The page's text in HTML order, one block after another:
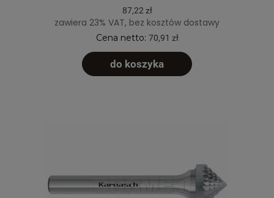
87,22 zł
zawiera 23% VAT, bez kosztów dostawy
Cena netto: 70,91 zł
do koszyka